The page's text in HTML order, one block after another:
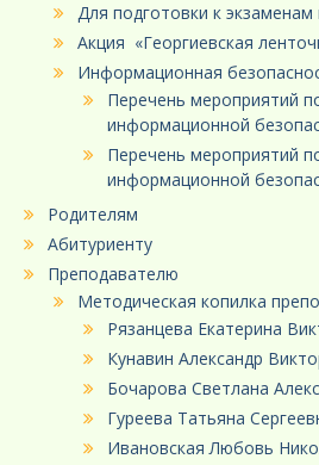
Для подготовки к экзаменам
Акция «Георгиевская
Информационная
Перечень мероприятий
информационной
Перечень мероприятий
информационной
Родителям
Абитуриенту
Преподавателю
Методическая копилка
Рязанцева Екатерина
Кунавин Александр
Бочарова Светлана
Гуреева Татьяна
Ивановская Любовь